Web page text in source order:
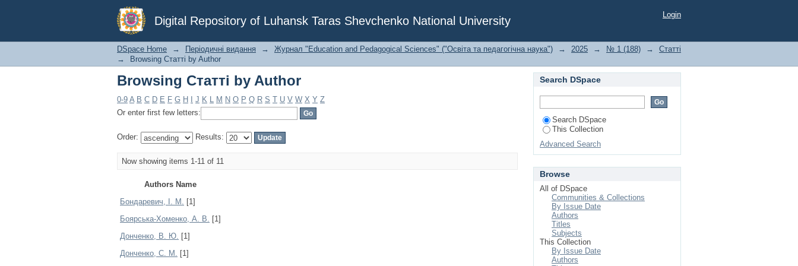
Digital Repository of Luhansk Taras Shevchenko National University
Browsing Статті by Author Login
DSpace Home → Періодичні видання → Журнал "Education and Pedagogical Sciences" ("Освіта та педагогічна наука") → 2025 → № 1 (188) →
Статті
→
Browsing Статті by Author
Browsing Статті by Author
0-9 A B C D E F G H J K L M N O P Q R S T U V W X Y Z
Or enter first few letters:
Order: Results:
Now showing items 1-11 of 11
Authors Name
Бондаревич, І. М. [1]
Боярська-Хоменко, А. В. [1]
Донченко, В. Ю. [1]
Донченко, С. М. [1]
Search DSpace
Search DSpace
This Collection
Advanced Search
Browse
All of DSpace
Communities & Collections
By Issue Date
Authors
Titles
Subjects
This Collection
By Issue Date
Authors